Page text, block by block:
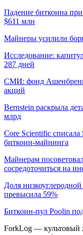
Падение биткоина
$611 млн
Майнеры усилили
Исследование:
287 дней
СМИ: фонд
акций
Bernstein раскрыла
млрд
Core Scientific списала
биткоин-майнинга
Майнерам
сосредоточиться на
Доля
превысила 59%
Биткоин-пул Poolin
ForkLog — культовый